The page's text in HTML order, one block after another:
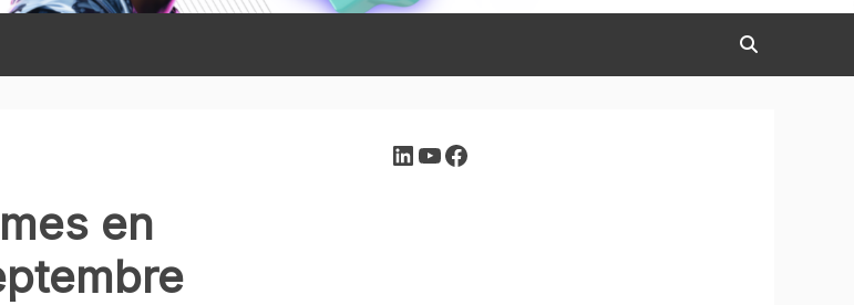
en